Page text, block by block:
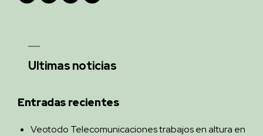
Ultimas noticias
Entradas recientes
Veotodo Telecomunicaciones trabajos en altura en